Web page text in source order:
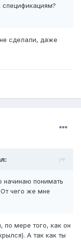
спецификациям?
сделали, даже
начинаю понимать
От чего же мне
по мере того, как он
А так как ты